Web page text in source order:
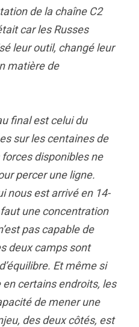
de la chaîne C2
car les Russes
leur outil, changé leur
matière de
final est celui du
sur les centaines de
disponibles ne
percer une ligne.
nous est arrivé en 14-
une concentration
pas capable de
deux camps sont
Et même si
certains endroits, les
de mener une
des deux côtés, est